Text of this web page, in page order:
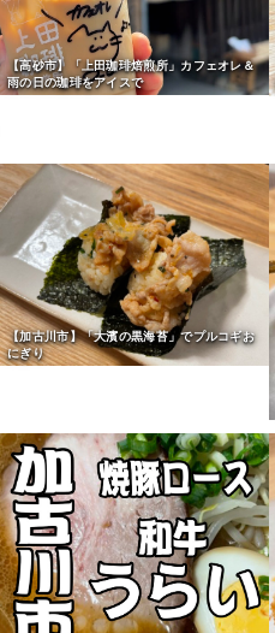
【高砂市】「上田珈琲焙煎所」カフェオレ＆
雨の日の珈琲をアイスで
【加古川市】「大濱の黒海苔」でプルコギお
にぎり